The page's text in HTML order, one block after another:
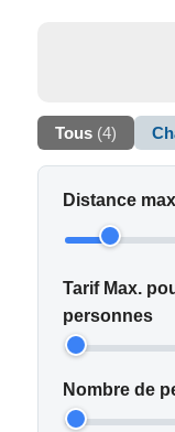
Tous (4)
Distance
Tarif Max.
personnes
Nombre de